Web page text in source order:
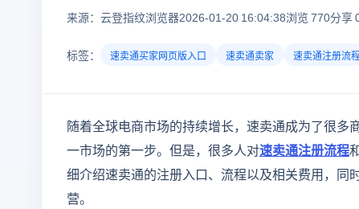
来源：云登指纹浏览器2026-01-20 16:04:38浏览 770分享
标签： 速卖通买家网页版入口 速卖通卖家 速卖通注册流
随着全球电商市场的持续增长，速卖通成为了很
一市场的第一步。但是，很多人对速卖通注册流程
细介绍速卖通的注册入口、流程以及相关费用，同
营。